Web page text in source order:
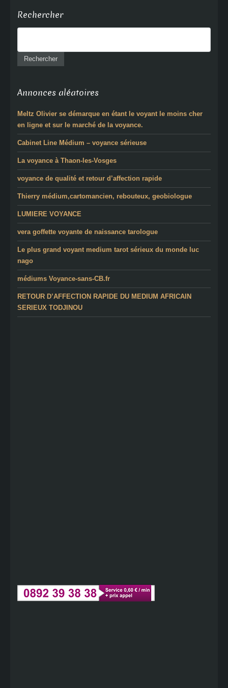
Rechercher
Annonces aléatoires
Meltz Olivier se démarque en étant le voyant le moins cher
en ligne et sur le marché de la voyance.
Cabinet Line Médium – voyance sérieuse
La voyance à Thaon-les-Vosges
voyance de qualité et retour d’affection rapide
Thierry médium,cartomancien, rebouteux, geobiologue
LUMIERE VOYANCE
vera goffette voyante de naissance tarologue
Le plus grand voyant medium tarot sérieux du monde luc
nago
médiums Voyance-sans-CB.fr
RETOUR D’AFFECTION RAPIDE DU MEDIUM AFRICAIN
SERIEUX TODJINOU